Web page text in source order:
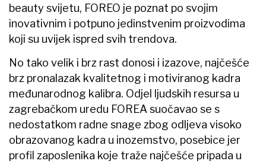
beauty svijetu, FOREO je poznat po svojim
inovativnim i potpuno jedinstvenim proizvodima
koji su uvijek ispred svih trendova.
No tako velik i brz rast donosi i izazove, najčešće
brz pronalazak kvalitetnog i motiviranog kadra
međunarodnog kalibra. Odjel ljudskih resursa u
zagrebačkom uredu FOREA suočavao se s
nedostatkom radne snage zbog odljeva visoko
obrazovanog kadra u inozemstvo, posebice jer
profil zaposlenika koje traže najčešće pripada u